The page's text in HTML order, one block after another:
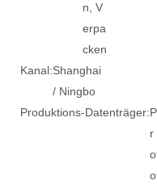
n, V
erpa
cken
Kanal:Shanghai
/ Ningbo
Produktions-Datenträger:P
r